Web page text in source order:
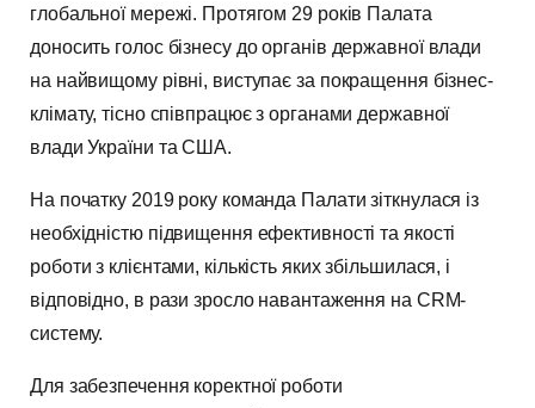
глобальної мережі. Протягом 29 років Палата
доносить голос бізнесу до органів державної влади
на найвищому рівні, виступає за покращення бізнес-
клімату, тісно співпрацює з органами державної
влади України та США.
На початку 2019 року команда Палати зіткнулася із
необхідністю підвищення ефективності та якості
роботи з клієнтами, кількість яких збільшилася, і
відповідно, в рази зросло навантаження на СRM-
систему.
Для забезпечення коректної роботи